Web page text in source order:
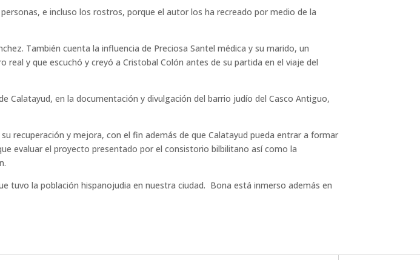
e incluso los rostros, porque el autor los ha recreado por medio de la
También cuenta la influencia de Preciosa Santel médica y su marido, un
y que escuchó y creyó a Cristobal Colón antes de su partida en el viaje del
en la documentación y divulgación del barrio judío del Casco Antiguo,
recuperación y mejora, con el fin además de que Calatayud pueda entrar a formar
evaluar el proyecto presentado por el consistorio bilbilitano así como la
tuvo la población hispanojudia en nuestra ciudad. Bona está inmerso además en